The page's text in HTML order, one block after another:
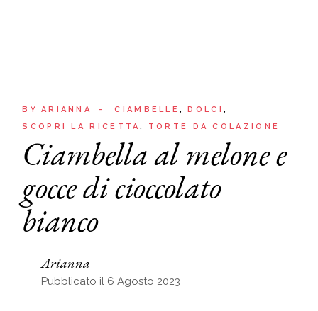
BY ARIANNA CIAMBELLE
DOLCI
SCOPRI LA RICETTA
TORTE DA COLAZIONE
Ciambella al melone e
gocce di cioccolato
bianco
Arianna
Pubblicato il 6 Agosto 2023